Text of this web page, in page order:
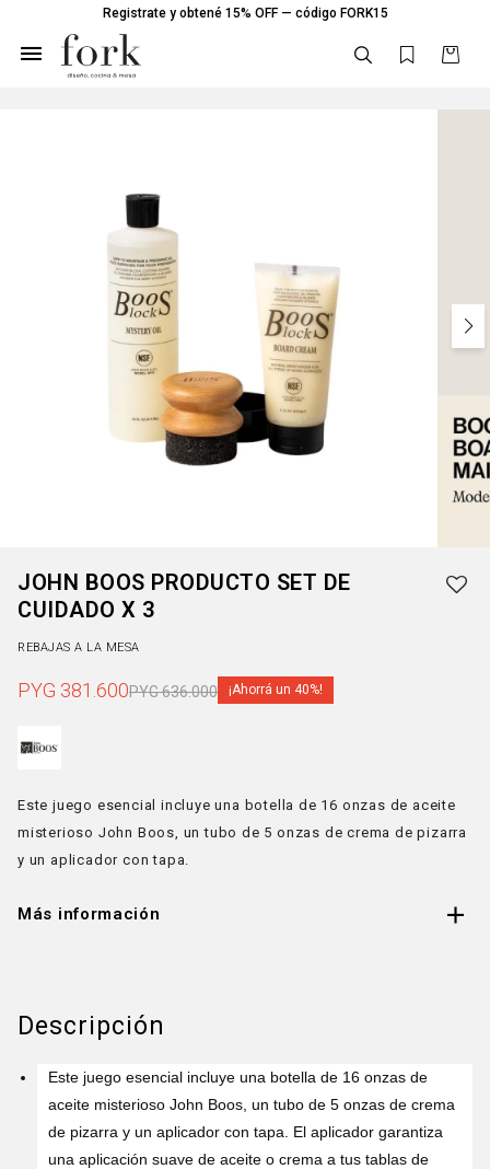
Registrate y obtené 15% OFF — código FORK15

JOHN BOOS PRODUCTO SET DE
CUIDADO X 3
REBAJAS A LA MESA
PYG 381.600PYG636.000 40
Este juego esencial incluye una botella de 16 onzas de aceite
misterioso John Boos, un tubo de 5 onzas de crema de pizarra
y un aplicador con tapa.
Más información
Descripción
Este juego esencial incluye una botella de 16 onzas de
aceite misterioso John Boos, un tubo de 5 onzas de crema
de pizarra y un aplicador con tapa. El aplicador garantiza
una aplicación suave de aceite o crema a tus tablas de